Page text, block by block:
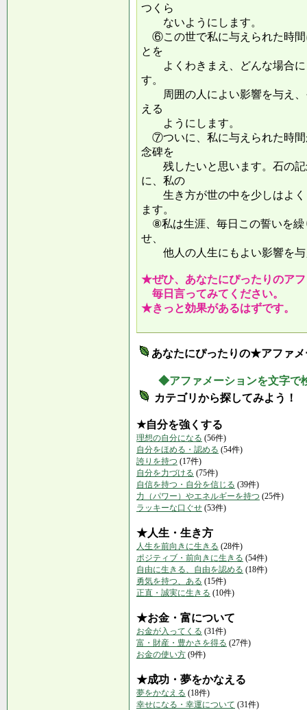
つくら
ないようにします。
⑥この世で私に与えられた時間
とを
よくわきまえ、どんな場合に
す。
周囲の人によい影響を与え、
える
ようにします。
⑦ついに、私に与えられた時間
念碑を
残したいと思います。石の記
に、私の
生き方が世の中を少しはよく
ます。
⑧私は生涯、毎日この誓いを繰
せ、
他人の人生にもよい影響
★ぜひ、あなたにぴったりのア
毎日言ってみてください。
★きっと効果があるはずです。
あなたにぴったりの★アファ
◆アファメーションを文字で
カテゴリから探してみよう！
★自分を強くする
理想の自分になる (56件)
自分をほめる・認める (54件)
誇りを持つ (17件)
自分を力づける (75件)
自信を持つ・自分を信じる (39件)
力（パワー）やエネルギーを持つ (25件)
ラッキーな口ぐせ (53件)
★人生・生き方
人生を前向きに生きる (28件)
ポジティブ・前向きに生きる (54件)
自由に生きる、自由を認める (18件)
勇気を持つ、ある (15件)
正直・誠実に生きる (10件)
★お金・富について
お金が入ってくる (31件)
富・財産・豊かさを得る (27件)
お金の使い方 (9件)
★成功・夢をかなえる
夢をかなえる (18件)
幸せになる・幸運について (31件)